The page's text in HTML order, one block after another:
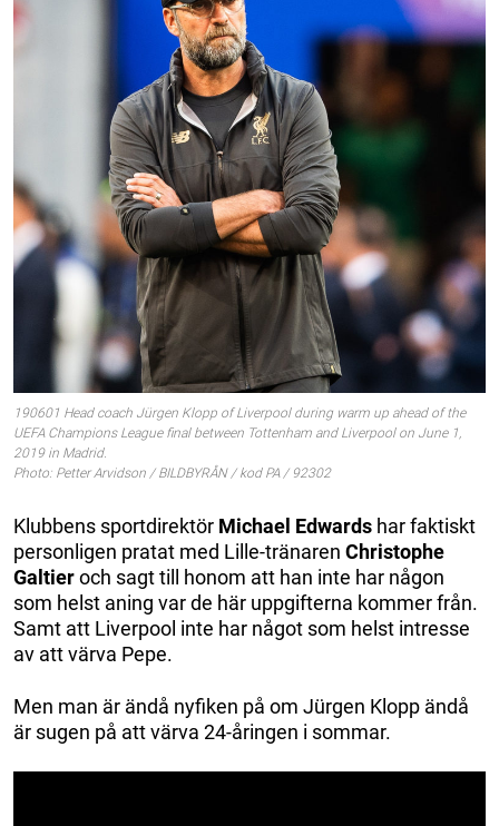
190601 Head coach Jürgen Klopp of Liverpool during warm up ahead of the
UEFA Champions League final between Tottenham and Liverpool on June 1,
2019 in Madrid.
Photo: Petter Arvidson / BILDBYRÅN / kod PA / 92302
Klubbens sportdirektör Michael Edwards har faktiskt
personligen pratat med Lille-tränaren Christophe
Galtieroch sagt till honom att han inte har någon
som helst aning var de här uppgifterna kommer från.
Samt att Liverpool inte har något som helst intresse
av att värva Pepe.
Men man är ändå nyfiken på om Jürgen Klopp ändå
är sugen på att värva 24-åringen i sommar.